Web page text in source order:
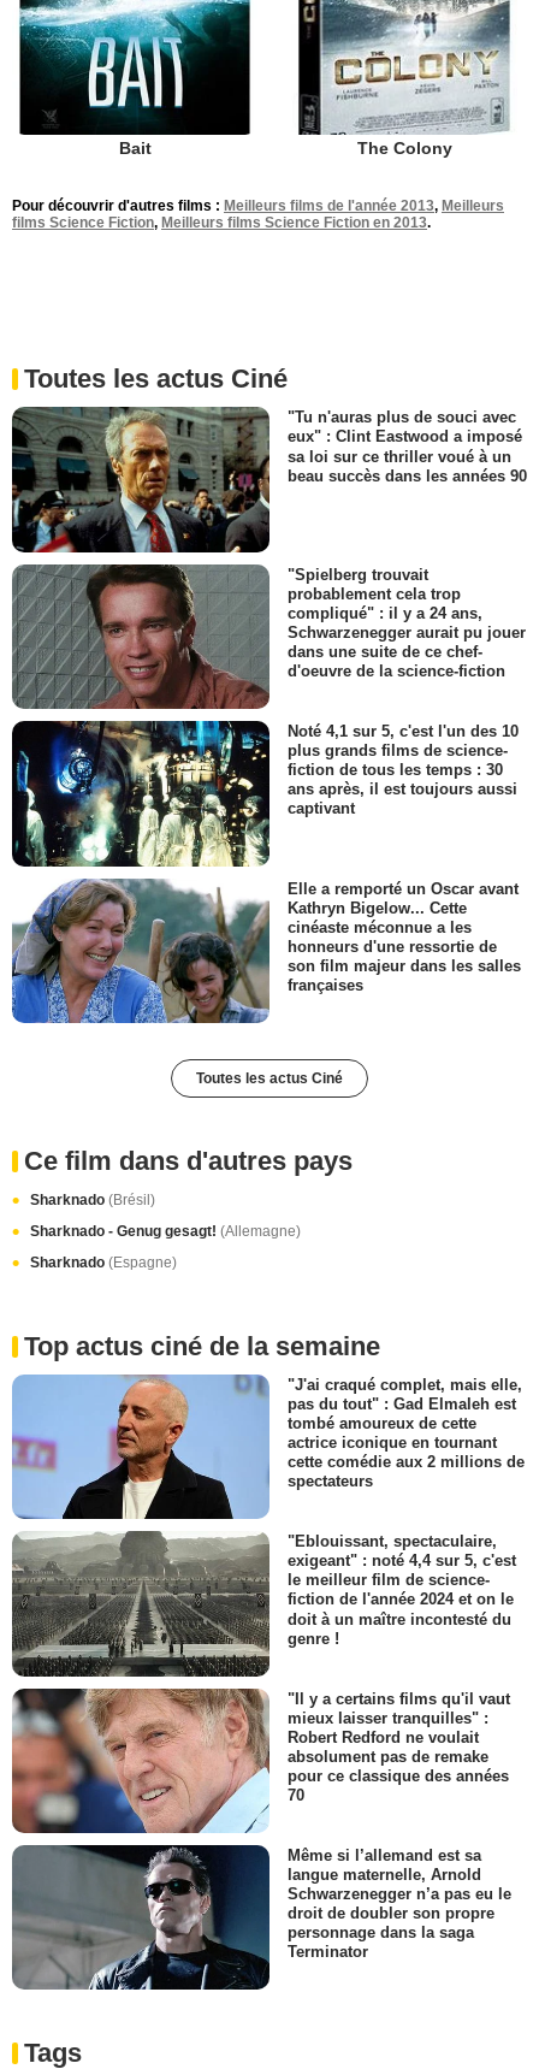
Bait The Colony
Pour découvrir d'autres films : Meilleurs films de l'année 2013, Meilleurs
films Science Fiction, Meilleurs films Science Fiction en 2013.
Toutes les actus Ciné
"Tu n'auras plus de souci avec
eux" : Clint Eastwood a imposé
sa loi sur ce thriller voué à un
beau succès dans les années 90
"Spielberg trouvait
probablement cela trop
compliqué" : il y a 24 ans,
Schwarzenegger aurait pu jouer
dans une suite de ce chef-
d'oeuvre de la science-fiction
Noté 4,1 sur 5, c'est l'un des 10
plus grands films de science-
fiction de tous les temps : 30
ans après, il est toujours aussi
captivant
Elle a remporté un Oscar avant
Kathryn Bigelow... Cette
cinéaste méconnue a les
honneurs d'une ressortie de
son film majeur dans les salles
françaises
Toutes les actus Ciné
Ce film dans d'autres pays
Sharknado (Brésil)
Sharknado - Genug gesagt! (Allemagne)
Sharknado (Espagne)
Top actus ciné de la semaine
"J'ai craqué complet, mais elle,
pas du tout" : Gad Elmaleh est
tombé amoureux de cette
actrice iconique en tournant
cette comédie aux 2 millions de
spectateurs
"Eblouissant, spectaculaire,
exigeant" : noté 4,4 sur 5, c'est
le meilleur film de science-
fiction de l'année 2024 et on le
doit à un maître incontesté du
genre !
"Il y a certains films qu'il vaut
mieux laisser tranquilles" :
Robert Redford ne voulait
absolument pas de remake
pour ce classique des années
70
Même si l’allemand est sa
langue maternelle, Arnold
Schwarzenegger n’a pas eu le
droit de doubler son propre
personnage dans la saga
Terminator
Tags